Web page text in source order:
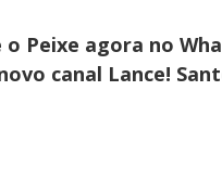
o Peixe agora no
canal Lance!